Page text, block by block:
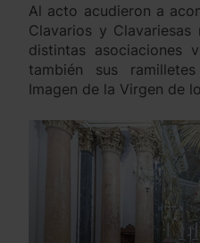
Al acto acudieron a
Clavarios y
distintas asociaciones
también sus
Imagen de la Virgen de